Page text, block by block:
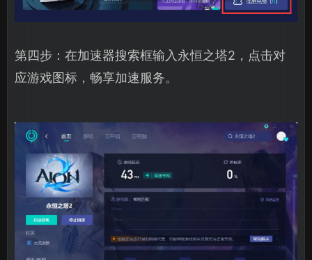
第四步：在加速器搜索框输入永恒之塔2，点击对
应游戏图标，畅享加速服务。